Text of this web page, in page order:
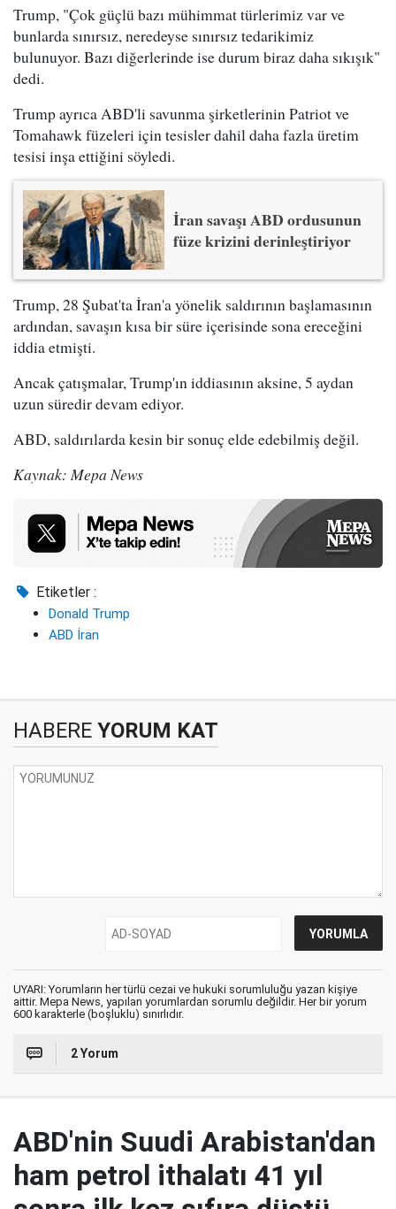
Trump, "Çok güçlü bazı mühimmat türlerimiz var ve
bunlarda sınırsız, neredeyse sınırsız tedarikimiz
bulunuyor. Bazı diğerlerinde ise durum biraz daha sıkışık"
dedi.
Trump ayrıca ABD'li savunma şirketlerinin Patriot ve
Tomahawk füzeleri için tesisler dahil daha fazla üretim
tesisi inşa ettiğini söyledi.
İran savaşı ABD ordusunun
füze krizini derinleştiriyor
Trump, 28 Şubat'ta İran'a yönelik saldırının başlamasının
ardından, savaşın kısa bir süre içerisinde sona ereceğini
iddia etmişti.
Ancak çatışmalar, Trump'ın iddiasının aksine, 5 aydan
uzun süredir devam ediyor.
ABD, saldırılarda kesin bir sonuç elde edebilmiş değil.
Kaynak: Mepa News
Etiketler :
Donald Trump
ABD İran
HABERE YORUM KAT
UYARI: Yorumların her türlü cezai ve hukuki sorumluluğu yazan kişiye
aittir. Mepa News, yapılan yorumlardan sorumlu değildir. Her bir yorum
600 karakterle (boşluklu) sınırlıdır.
2 Yorum
ABD'nin Suudi Arabistan'dan
ham petrol ithalatı 41 yıl